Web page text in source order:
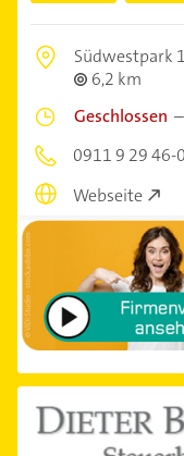
Südwestpark
6,2 km
Geschlossen –
0911 9 29 46-0
Webseite